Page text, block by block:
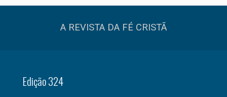
A REVISTA DA FÉ CRISTÃ
Edição 324